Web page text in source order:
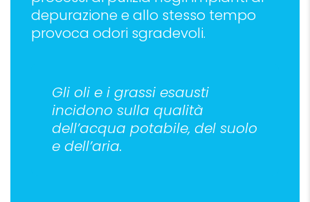
depurazione e allo stesso tempo
provoca odori sgradevoli.
Gli oli e i grassi esausti
incidono sulla qualità
dell’acqua potabile, del suolo
e dell’aria.